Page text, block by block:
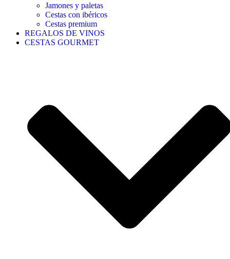
Jamones y paletas
Cestas con ibéricos
Cestas premium
REGALOS DE VINOS
CESTAS GOURMET